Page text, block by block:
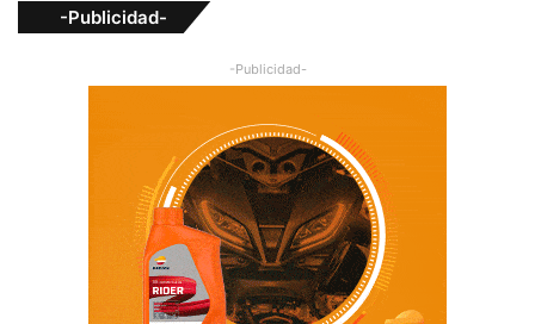
-Publicidad-
-Publicidad-